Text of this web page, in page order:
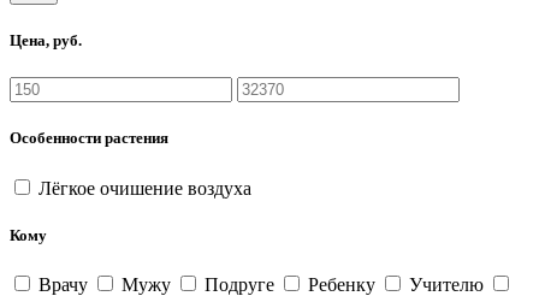
Цена, руб.
Особенности растения
Лёгкое очишение воздуха
Кому
Врачу Мужу Подруге Ребенку
Учителю